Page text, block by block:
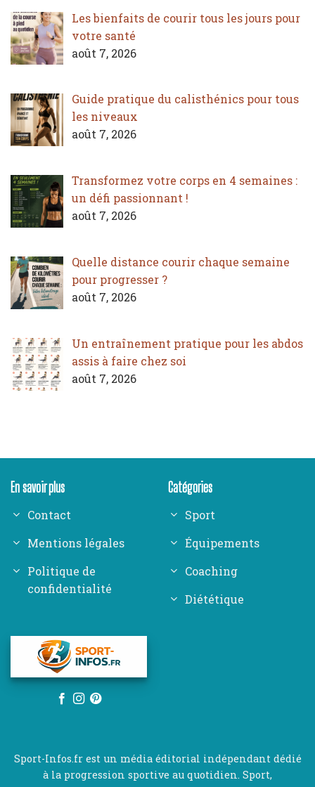
Les bienfaits de courir tous les jours pour
votre santé
août 7, 2026
Guide pratique du calisthénics pour tous
les niveaux
août 7, 2026
Transformez votre corps en 4 semaines :
un défi passionnant !
août 7, 2026
Quelle distance courir chaque semaine
pour progresser ?
août 7, 2026
Un entraînement pratique pour les abdos
assis à faire chez soi
août 7, 2026
En savoir plus
Contact
Mentions légales
Politique de
confidentialité
Catégories
Sport
Équipements
Coaching
Diététique
Sport-Infos.fr est un média éditorial indépendant dédié
à la progression sportive au quotidien. Sport,